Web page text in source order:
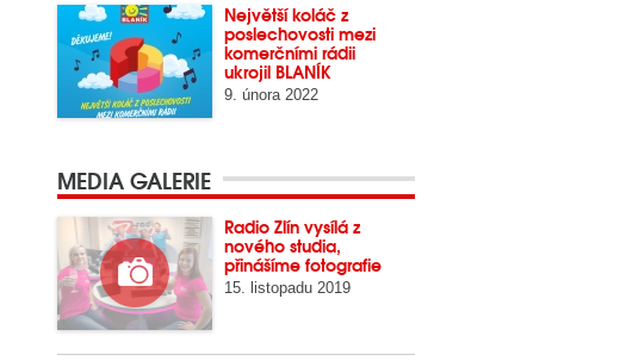
Největší koláč z
poslechovosti mezi
komerčními rádii
ukrojil BLANÍK
9. února 2022
MEDIA GALERIE
Radio Zlín vysílá z
nového studia,
přinášíme fotografie
15. listopadu 2019